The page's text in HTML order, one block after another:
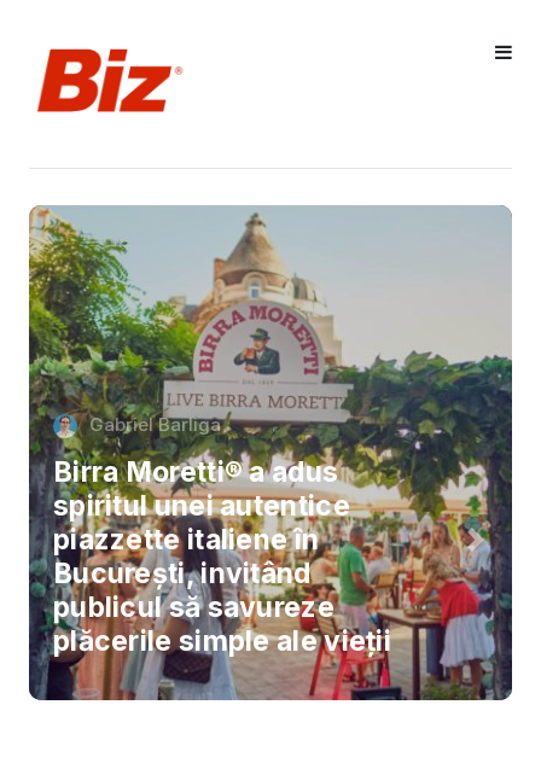
Gabriel Barliga
Birra Moretti® a adus
spiritul unei autentice
piazzette italiene în
București, invitând
publicul să savureze
plăcerile simple ale vieții